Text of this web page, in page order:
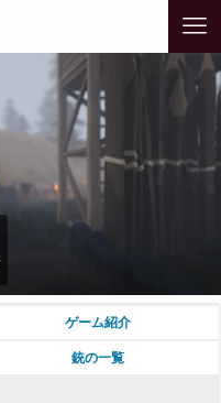
ゲーム紹介
銃の一覧